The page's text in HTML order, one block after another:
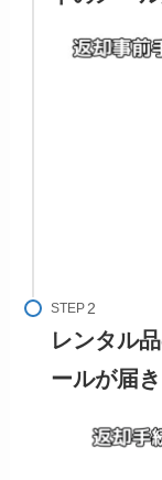
STEP
レンタル
ールが届き